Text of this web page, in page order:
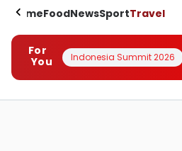
HomeFoodNewsSportTravel
For
You
Indonesia Summit 2026